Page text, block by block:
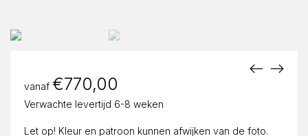
vanaf €770,00
Verwachte levertijd 6-8 weken
Let op! Kleur en patroon kunnen afwijken van de foto.